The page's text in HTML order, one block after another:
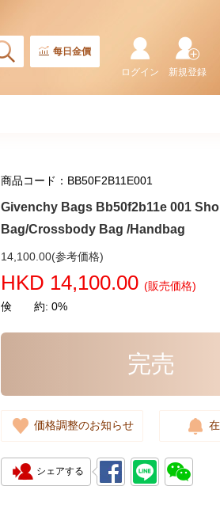
每日金價
新規登録
ログイン
商品コード：BB50F2B11E001
Givenchy Bags Bb50f2b11e 001
Bag/Crossbody Bag /Handbag
14,100.00(参考価格)
HKD 14,100.00 (販売価格)
倹 約: 0%
完売
価格調整のお知らせ
シェアする
Givenchy Bags Bb5005b02h
2,280.00